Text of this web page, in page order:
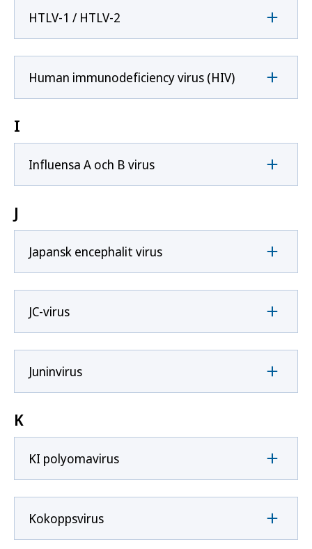
HTLV-1 / HTLV-2
Human immunodeficiency virus (HIV)
I
Influensa A och B virus
J
Japansk encephalit virus
JC-virus
Juninvirus
K
KI polyomavirus
Kokoppsvirus